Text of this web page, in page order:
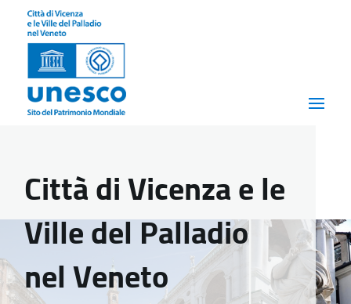
Città di Vicenza e le
Ville del Palladio
nel Veneto